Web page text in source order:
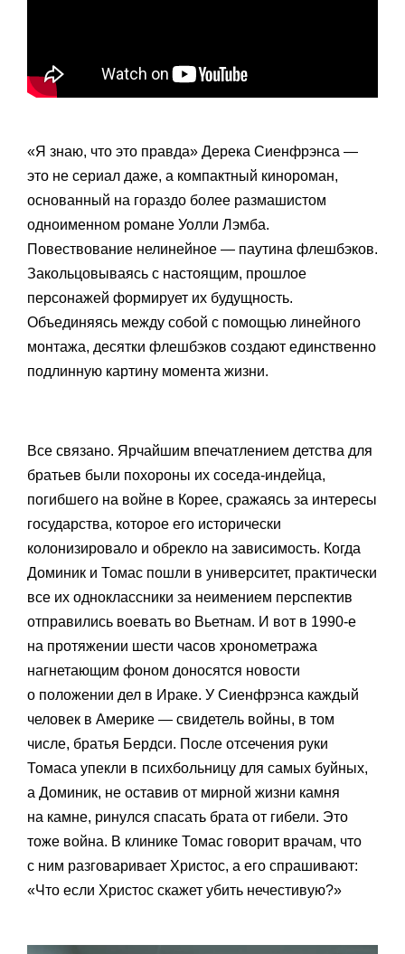
«Я знаю, что это правда» Дерека Сиенфрэнса —
это не сериал даже, а компактный кинороман,
основанный на гораздо более размашистом
одноименном романе Уолли Лэмба.
Повествование нелинейное — паутина флешбэков.
Закольцовываясь с настоящим, прошлое
персонажей формирует их будущность.
Объединяясь между собой с помощью линейного
монтажа, десятки флешбэков создают единственно
подлинную картину момента жизни.
Все связано. Ярчайшим впечатлением детства для
братьев были похороны их соседа-индейца,
погибшего на войне в Корее, сражаясь за интересы
государства, которое его исторически
колонизировало и обрекло на зависимость. Когда
Доминик и Томас пошли в университет, практически
все их одноклассники за неимением перспектив
отправились воевать во Вьетнам. И вот в 1990-е
на протяжении шести часов хронометража
нагнетающим фоном доносятся новости
о положении дел в Ираке. У Сиенфрэнса каждый
человек в Америке — свидетель войны, в том
числе, братья Бердси. После отсечения руки
Томаса упекли в психбольницу для самых буйных,
а Доминик, не оставив от мирной жизни камня
на камне, ринулся спасать брата от гибели. Это
тоже война. В клинике Томас говорит врачам, что
с ним разговаривает Христос, а его спрашивают:
«Что если Христос скажет убить нечестивую?»